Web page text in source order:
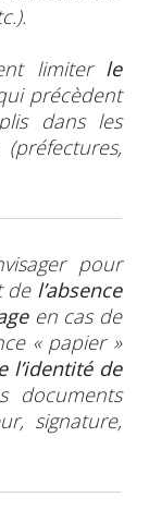
limiter le
précèdent
dans les
pour
de l’absence
en cas de
« papier »
l’identité de
documents
signature,